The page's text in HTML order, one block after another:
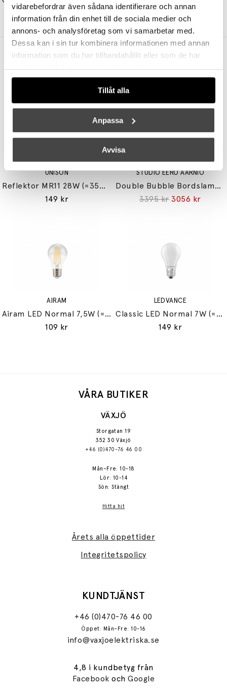
vidarebefordrar även sådana identifierare och annan
information från din enhet till de sociala medier och
annons- och analysföretag som vi samarbetar med.
Dessa kan i sin tur kombinera informationen med annan
information som du har tillhandahållit eller som de har
samlat in när du har använt deras tjänster.
Tillåt alla
Anpassa
Avvisa
5555 kr
Andra köpte även
UNISON
Reflektor MR11 28W (=35W) GU10
149 kr
STUDIO EERO AARNIO
Double Bubble Bordslampa Small
3395 kr 3056 kr
AIRAM
Airam LED Normal 7,5W (=60W) E27
109 kr
LEDVANCE
Classic LED Normal 7W (=60W) E27
149 kr
VÅRA BUTIKER
VÄXJÖ
Storgatan 19
352 30 Växjö
+46 (0)470-76 46 00
Mån–Fre: 10-18
Lör: 10-14
Sön: Stängt
Hitta hit
Årets alla öppettider
Integritetspolicy
KUNDTJÄNST
+46 (0)470-76 46 00
Öppet: Mån–Fre: 10-16
info@vaxjoelektriska.se
4,8 i kundbetyg från
FacebookochGoogle